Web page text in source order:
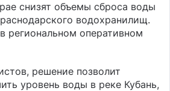
снизят объемы сброса воды
водохранилищ.
региональном оперативном
решение позволит
уровень воды в реке Кубань,